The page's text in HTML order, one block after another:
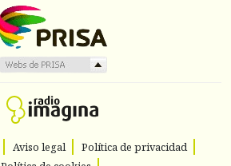
Aviso legal
Política de privacidad